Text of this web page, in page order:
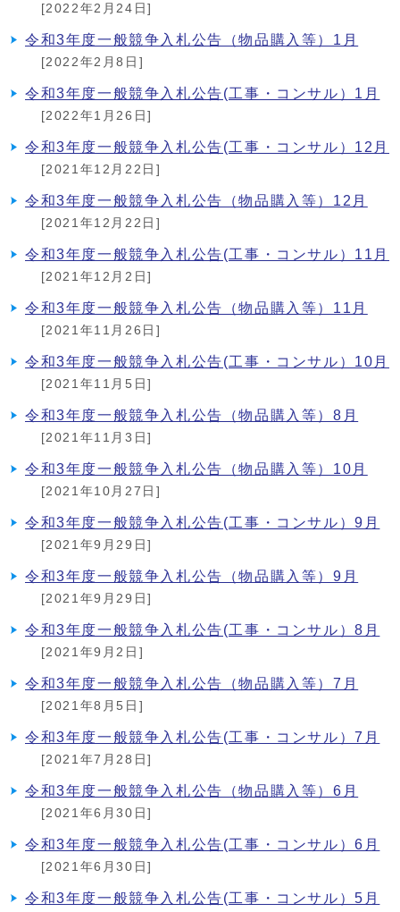
[2022年2月24日]
令和3年度一般競争入札公告（物品購入等）1月
[2022年2月8日]
令和3年度一般競争入札公告(工事・コンサル）1月
[2022年1月26日]
令和3年度一般競争入札公告(工事・コンサル）12月
[2021年12月22日]
令和3年度一般競争入札公告（物品購入等）12月
[2021年12月22日]
令和3年度一般競争入札公告(工事・コンサル）11月
[2021年12月2日]
令和3年度一般競争入札公告（物品購入等）11月
[2021年11月26日]
令和3年度一般競争入札公告(工事・コンサル）10月
[2021年11月5日]
令和3年度一般競争入札公告（物品購入等）8月
[2021年11月3日]
令和3年度一般競争入札公告（物品購入等）10月
[2021年10月27日]
令和3年度一般競争入札公告(工事・コンサル）9月
[2021年9月29日]
令和3年度一般競争入札公告（物品購入等）9月
[2021年9月29日]
令和3年度一般競争入札公告(工事・コンサル）8月
[2021年9月2日]
令和3年度一般競争入札公告（物品購入等）7月
[2021年8月5日]
令和3年度一般競争入札公告(工事・コンサル）7月
[2021年7月28日]
令和3年度一般競争入札公告（物品購入等）6月
[2021年6月30日]
令和3年度一般競争入札公告(工事・コンサル）6月
[2021年6月30日]
令和3年度一般競争入札公告(工事・コンサル）5月